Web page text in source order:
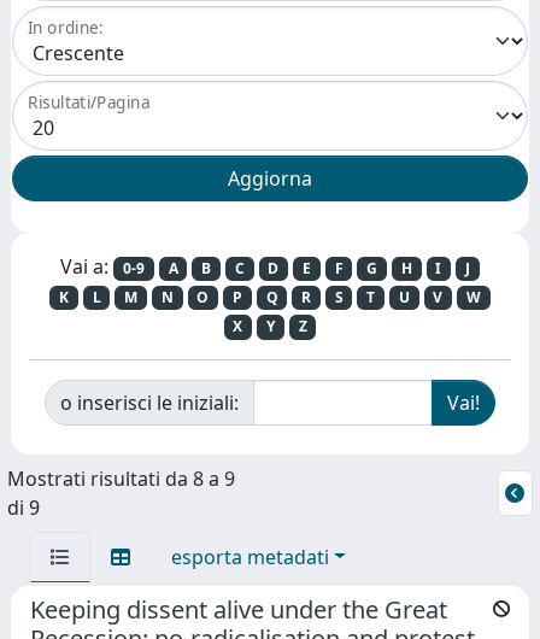
In ordine:
Risultati/Pagina
Vai a: 0-9 A B C D E F G H I
J
K
L M N O P Q R S T U V
W
X
Y Z
o inserisci le iniziali:
Mostrati risultati da 8 a 9
di 9
esporta metadati
Keeping dissent alive under the Great